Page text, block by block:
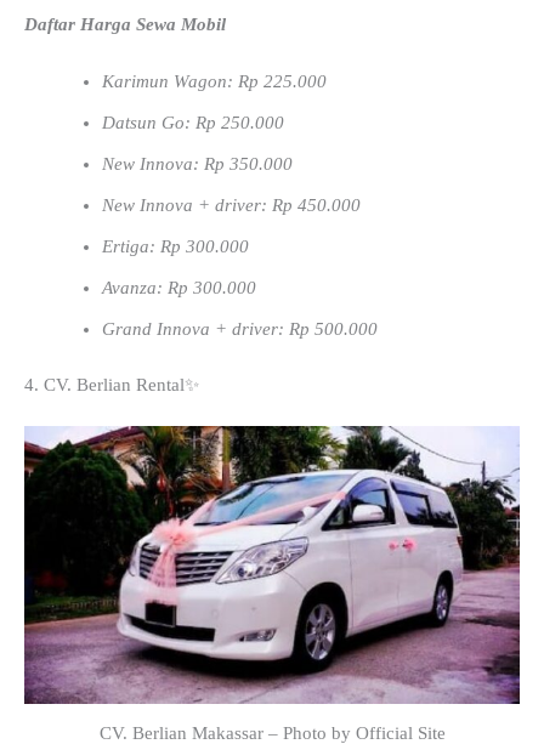
Daftar Harga Sewa Mobil
Karimun Wagon: Rp 225.000
Datsun Go: Rp 250.000
New Innova: Rp 350.000
New Innova + driver: Rp 450.000
Ertiga: Rp 300.000
Avanza: Rp 300.000
Grand Innova + driver: Rp 500.000
4. CV. Berlian Rental✨
CV. Berlian Makassar – Photo by Official Site